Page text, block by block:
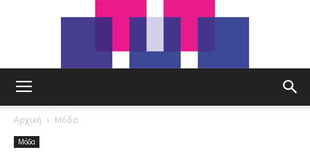
Αρχική Μόδα
Μόδα